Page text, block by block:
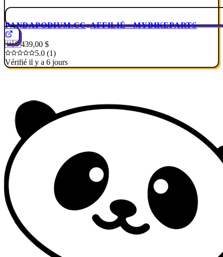
PANDAPODIUM.CC AFFILIÉ · MYBIKEPARTS
🇺🇸439,00 $
5.0 (1)
Vérifié il y a 6 jours